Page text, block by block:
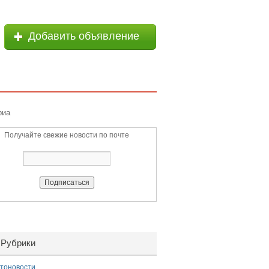
Добавить объявление
Получайте свежие новости по почте
Рубрики